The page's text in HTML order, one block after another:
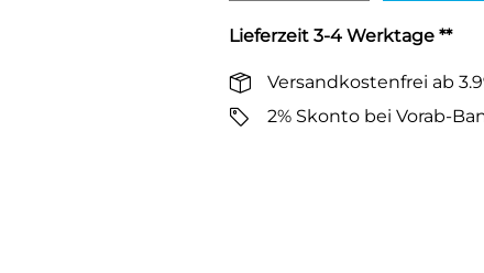
Lieferzeit 3-4 Werktage **
Versandkostenfrei ab
2% Skonto bei Vorab-